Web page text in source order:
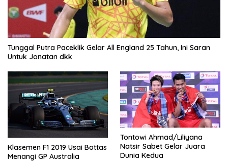
Tunggal Putra Paceklik Gelar All England 25 Tahun, Ini Saran
Untuk Jonatan dkk
Klasemen F1 2019 Usai Bottas
Menangi GP Australia
Tontowi Ahmad/Liliyana
Natsir Sabet Gelar Juara
Dunia Kedua